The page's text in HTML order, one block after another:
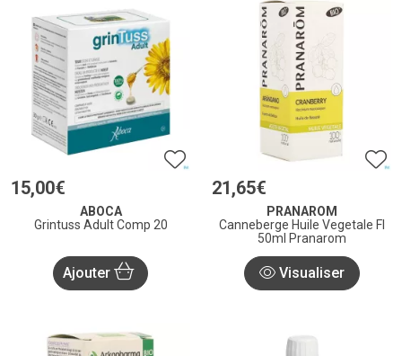
15,00€
ABOCA
Grintuss Adult Comp 20
Ajouter
21 ,65€
PRANAROM
Canneberge Huile Vegetale Fl
50ml Pranarom
Visualiser